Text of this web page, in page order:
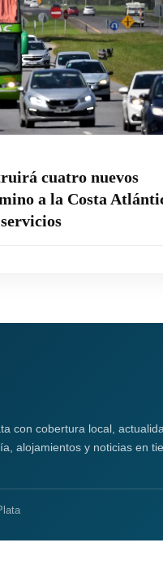
cuatro nuevos
a la Costa
con cobertura local,
alojamientos y noticias en